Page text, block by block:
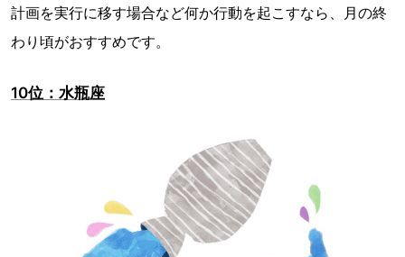
計画を実行に移す場合など何か行動を起こすなら、月の終
わり頃がおすすめです。
10位：水瓶座